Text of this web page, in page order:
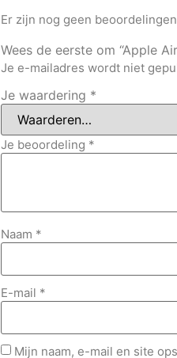
Er zijn nog geen
Wees de eerste om “Apple
Je e-mailadres wordt niet
Je waardering *
Je beoordeling *
Naam *
E-mail *
Mijn naam, e-mail en site